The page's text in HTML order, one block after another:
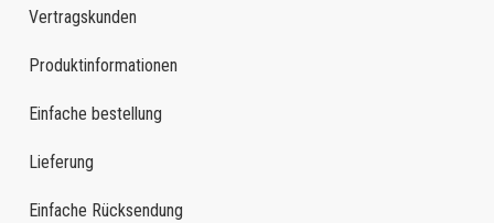
Vertragskunden
Produktinformationen
Einfache bestellung
Lieferung
Einfache Rücksendung